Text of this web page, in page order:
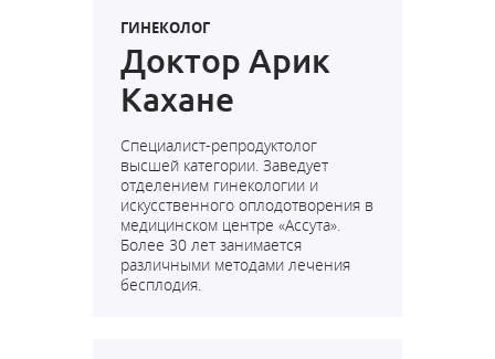
ГИНЕКОЛОГ
Доктор Арик
Кахане
Специалист-репродуктолог
высшей категории. Заведует
отделением гинекологии и
искусственного оплодотворения в
медицинском центре «Ассута».
Более 30 лет занимается
различными методами лечения
бесплодия.